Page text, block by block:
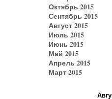
Октябрь 2015
Сентябрь 2015
Август 2015
Июль 2015
Июнь 2015
Май 2015
Апрель 2015
Март 2015